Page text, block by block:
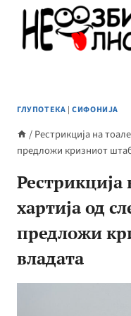
content
ГЛУПОТЕКА |СИФОНИЈА
/Рестрикција на
предложи кризниот
Рестрикција
хартија од
предложи
владата